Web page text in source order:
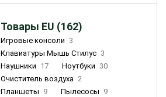
Товары EU (162)
Игровые консоли 3
Клавиатуры Мышь Стилус 3
Наушники 17 Ноутбуки 30
Очиститель воздуха 2
Планшеты 9 Пылесосы 9